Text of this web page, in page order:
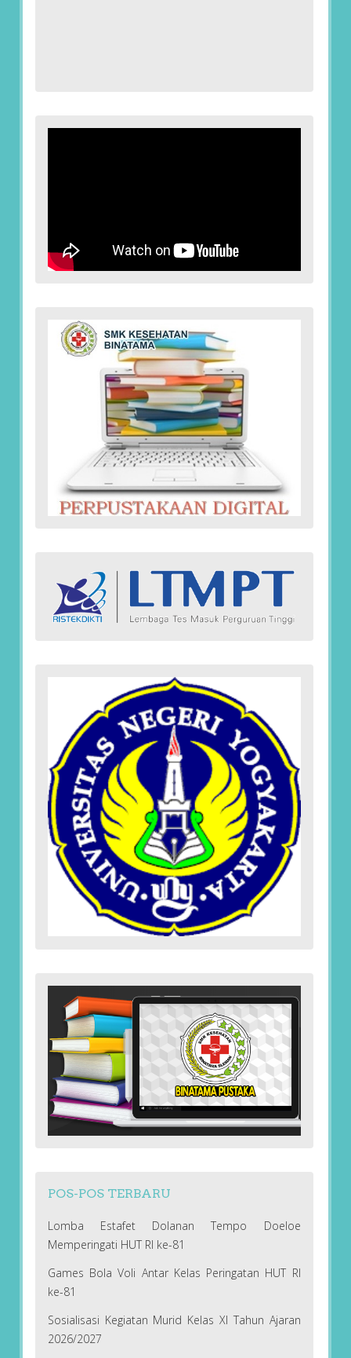
POS-POS TERBARU
Lomba Estafet Dolanan Tempo Doeloe
Memperingati HUT RI ke-81
Games Bola Voli Antar Kelas Peringatan HUT RI
ke-81
Sosialisasi Kegiatan Murid Kelas XI Tahun Ajaran
2026/2027